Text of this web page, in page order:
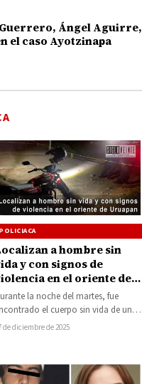
Ángel Aguirre,
el caso Ayotzinapa
POLICIACA
a hombre sin
y con signos de
en el oriente de
la noche del martes, fue
el cuerpo sin vida de un
quien presentaba ataduras
de diciembre de 2025